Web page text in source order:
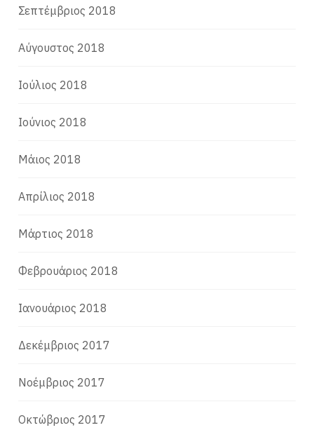
Σεπτέμβριος 2018
Αύγουστος 2018
Ιούλιος 2018
Ιούνιος 2018
Μάιος 2018
Απρίλιος 2018
Μάρτιος 2018
Φεβρουάριος 2018
Ιανουάριος 2018
Δεκέμβριος 2017
Νοέμβριος 2017
Οκτώβριος 2017